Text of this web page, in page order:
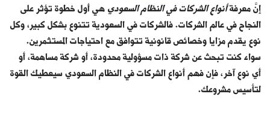
إنَّ معرفةأنواع الشركات في النظام السعوديهي أول خطوة تؤثر على
النجاح في عالم الشركات. فالشركات في السعودية تتنوع بشكل كبير، وكل
نوع يقدم مزايا وخصائص قانونية تتوافق مع احتياجات المستثمرين.
سواء كنت تبحث عن شركة ذات مسؤولية محدودة، أو شركة مساهمة، أو
أي نوع آخر، فإن فهم أنواع الشركات في النظام السعودي سيعطيك القوة
لتأسيس مشروعك.